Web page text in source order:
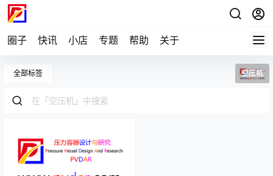
圈子 快讯 小店 专题 帮助 关于
全部标签 空压机